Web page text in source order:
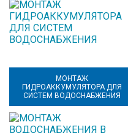
МОНТАЖ
ГИДРОАККУМУЛЯТОРА ДЛЯ
СИСТЕМ ВОДОСНАБЖЕНИЯ